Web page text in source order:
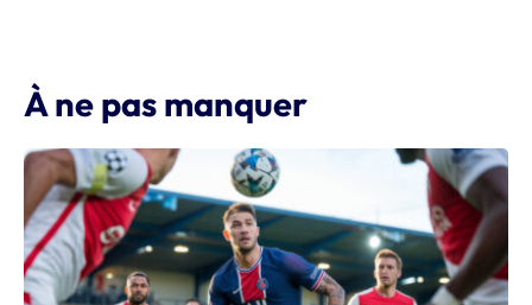
À ne pas manquer